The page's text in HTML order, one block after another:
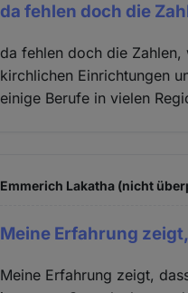
da fehlen doch die
da fehlen doch die
kirchlichen Einrichtungen
einige Berufe in vielen
Emmerich Lakatha (nicht
Meine Erfahrung
Meine Erfahrung zeigt,